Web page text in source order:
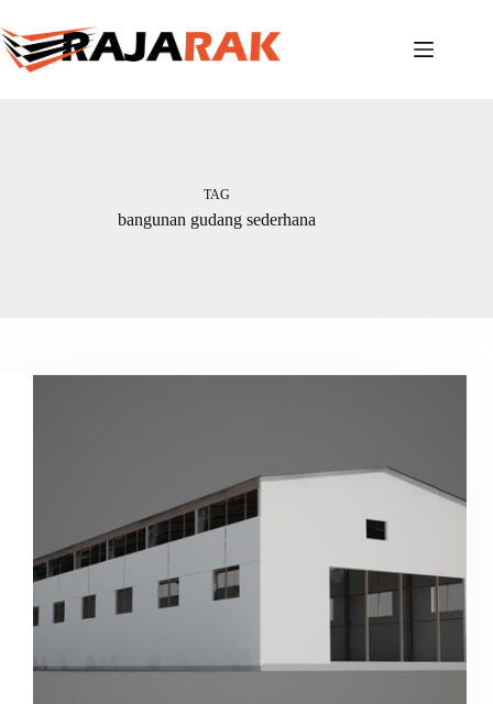
to
content
TAG
bangunan gudang sederhana